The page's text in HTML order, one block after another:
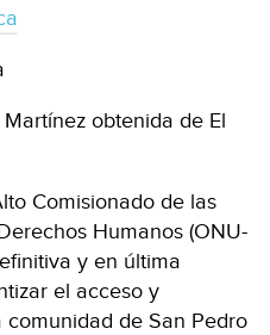
obtenida de El
Comisionado de las
Humanos (ONU-
y en última
el acceso y
de San Pedro